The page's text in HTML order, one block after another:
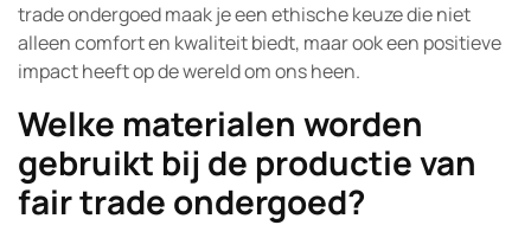
trade ondergoed maak je een ethische keuze die niet
alleen comfort en kwaliteit biedt, maar ook een positieve
impact heeft op de wereld om ons heen.
Welke materialen worden
gebruikt bij de productie van
fair trade ondergoed?